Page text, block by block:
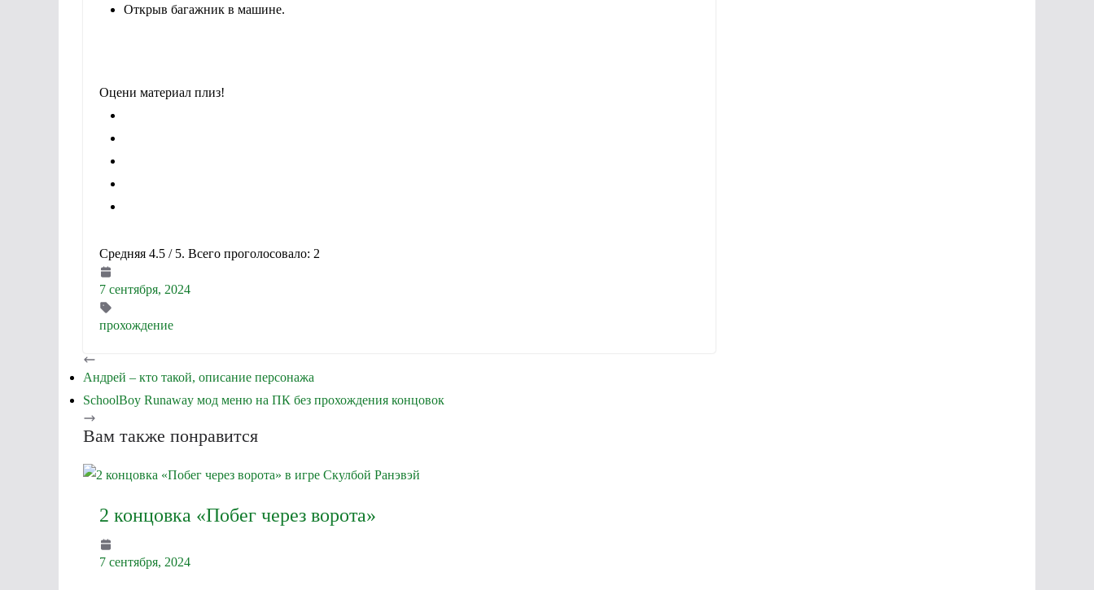
Открыв багажник в машине.
Оцени материал плиз!
Средняя 4.5 / 5. Всего проголосовало: 2
7 сентября, 2024
прохождение
Андрей – кто такой, описание персонажа
SchoolBoy Runaway мод меню на ПК без прохождения концовок
Вам также понравится
2 концовка «Побег через ворота»
7 сентября, 2024